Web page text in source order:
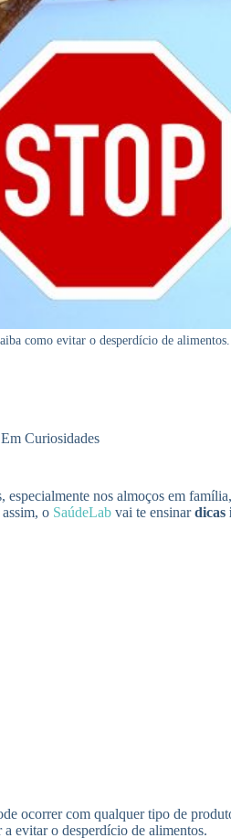
como evitar o desperdício de
Em Curiosidades
nos almoços em
o SaúdeLab vai te ensinardicas
ocorrer com qualquer tipo de
evitar o desperdício de alimentos.